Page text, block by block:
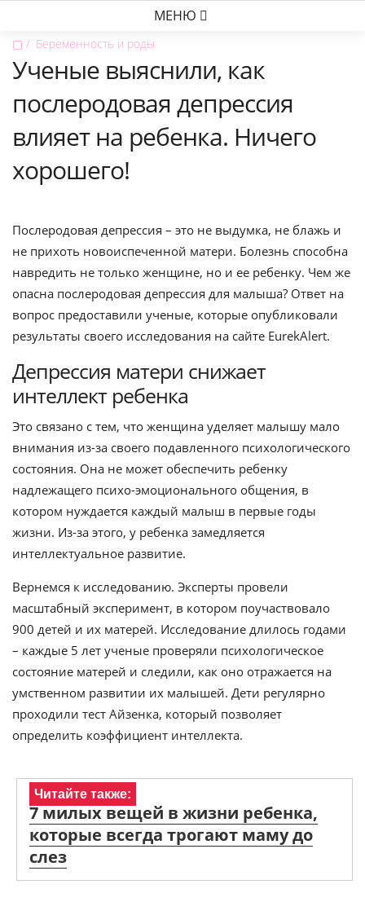
МЕНЮ
▢ Беременность и роды
Ученые выяснили, как
послеродовая депрессия
влияет на ребенка. Ничего
хорошего!
Послеродовая депрессия – это не выдумка, не блажь и
не прихоть новоиспеченной матери. Болезнь способна
навредить не только женщине, но и ее ребенку. Чем же
опасна послеродовая депрессия для малыша? Ответ на
вопрос предоставили ученые, которые опубликовали
результаты своего исследования на сайте EurekAlert.
Депрессия матери снижает
интеллект ребенка
Это связано с тем, что женщина уделяет малышу мало
внимания из-за своего подавленного психологического
состояния. Она не может обеспечить ребенку
надлежащего психо-эмоционального общения, в
котором нуждается каждый малыш в первые годы
жизни. Из-за этого, у ребенка замедляется
интеллектуальное развитие.
Вернемся к исследованию. Эксперты провели
масштабный эксперимент, в котором поучаствовало
900 детей и их матерей. Исследование длилось годами
– каждые 5 лет ученые проверяли психологическое
состояние матерей и следили, как оно отражается на
умственном развитии их малышей. Дети регулярно
проходили тест Айзенка, который позволяет
определить коэффициент интеллекта.
Читайте также:
7 милых вещей в жизни ребенка,
которые всегда трогают маму до
слез